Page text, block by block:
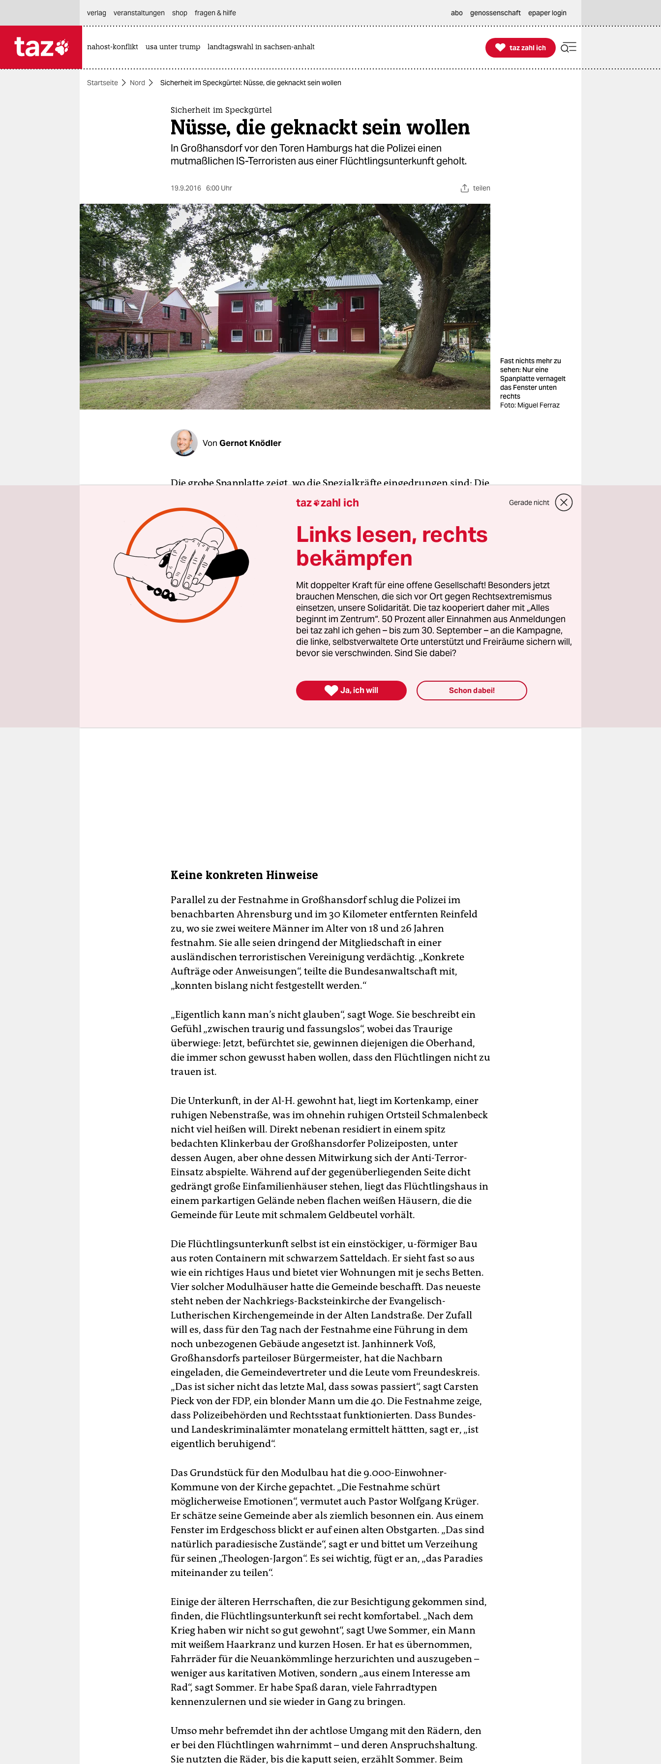
themen
berlin
nord
wahrheit
verlag
verlag
veranstaltungen
shop
fragen & hilfe
unterstützen
abo
verlag
veranstaltungen shop fragen & hilfe abo genossenschaft epaper login
nahost-konflikt usa unter trump landtagswahl in sachsen-anhalt 
taz zahl ich
taz zahl ich
Startseite Nord Sicherheit im Speckgürtel: Nüsse, die geknackt sein wollen
Sicherheit im Speckgürtel
Nüsse, die geknackt sein wollen
In Großhansdorf vor den Toren Hamburgs hat die Polizei einen
mutmaßlichen IS-Terroristen aus einer Flüchtlingsunterkunft geholt.
19.9.2016 6:00 Uhr teilen
Fast nichts mehr zu
sehen: Nur eine
Spanplatte vernagelt
das Fenster unten
rechts
Foto: Miguel Ferraz
Von Gernot Knödler
Die grobe Spanplatte zeigt, wo die Spezialkräfte eingedrungen sind: Die
Fensterscheibe im Erdgeschoss, ganz rechts, ist eingeschlagen worden.
Wahrscheinlich haben sie eine Gasgranate hinterher geworfen, wie
man das aus dem Kino kennt – das Ganze morgens kurz nach drei Uhr
in Großhansdorf, Schleswig-Holstein, gleich an Hamburgs
nordöstlicher Stadtgrenze.
Ziel der Operation vor Morgengrauen: Mahir Al-H., ein „netter junger
Mann“, wie Angelika Woge vom Freundeskreis Flüchtlinge
Großhansdorf beschreibt. Der 17-Jährige mit bis dahin tadellosem Ruf
sitzt seit Mittwoch in Untersuchungshaft. Die Bundesanwaltschaft
wirft ihm vor, er sei im November im Auftrag des „Islamischen Staates“
(IS) nach Deutschland gekommen, um Terroranschläge zu verüben.
Keine konkreten Hinweise
Parallel zu der Festnahme in Großhansdorf schlug die Polizei im
benachbarten Ahrensburg und im 30 Kilometer entfernten Reinfeld
zu, wo sie zwei weitere Männer im Alter von 18 und 26 Jahren
festnahm. Sie alle seien dringend der Mitgliedschaft in einer
ausländischen terroristischen Vereinigung verdächtig. „Konkrete
Aufträge oder Anweisungen“, teilte die Bundesanwaltschaft mit,
„konnten bislang nicht festgestellt werden.“
„Eigentlich kann man’s nicht glauben“, sagt Woge. Sie beschreibt ein
Gefühl „zwischen traurig und fassungslos“, wobei das Traurige
überwiege: Jetzt, befürchtet sie, gewinnen diejenigen die Oberhand,
die immer schon gewusst haben wollen, dass den Flüchtlingen nicht zu
trauen ist.
Die Unterkunft, in der Al-H. gewohnt hat, liegt im Kortenkamp, einer
ruhigen Nebenstraße, was im ohnehin ruhigen Ortsteil Schmalenbeck
nicht viel heißen will. Direkt nebenan residiert in einem spitz
bedachten Klinkerbau der Großhansdorfer Polizeiposten, unter
dessen Augen, aber ohne dessen Mitwirkung sich der Anti-Terror-
Einsatz abspielte. Während auf der gegenüberliegenden Seite dicht
gedrängt große Einfamilienhäuser stehen, liegt das Flüchtlingshaus in
einem parkartigen Gelände neben flachen weißen Häusern, die die
Gemeinde für Leute mit schmalem Geldbeutel vorhält.
Die Flüchtlingsunterkunft selbst ist ein einstöckiger, u-förmiger Bau
aus roten Containern mit schwarzem Satteldach. Er sieht fast so aus
wie ein richtiges Haus und bietet vier Wohnungen mit je sechs Betten.
Vier solcher Modulhäuser hatte die Gemeinde beschafft. Das neueste
steht neben der Nachkriegs-Backsteinkirche der Evangelisch-
Lutherischen Kirchengemeinde in der Alten Landstraße. Der Zufall
will es, dass für den Tag nach der Festnahme eine Führung in dem
noch unbezogenen Gebäude angesetzt ist. Janhinnerk Voß,
Großhansdorfs parteiloser Bürgermeister, hat die Nachbarn
eingeladen, die Gemeindevertreter und die Leute vom Freundeskreis.
„Das ist sicher nicht das letzte Mal, dass sowas passiert“, sagt Carsten
Pieck von der FDP, ein blonder Mann um die 40. Die Festnahme zeige,
dass Polizeibehörden und Rechtsstaat funktionierten. Dass Bundes-
und Landeskriminalämter monatelang ermittelt hättten, sagt er, „ist
eigentlich beruhigend“.
Das Grundstück für den Modulbau hat die 9.000-Einwohner-
Kommune von der Kirche gepachtet. „Die Festnahme schürt
möglicherweise Emotionen“, vermutet auch Pastor Wolfgang Krüger.
Er schätze seine Gemeinde aber als ziemlich besonnen ein. Aus einem
Fenster im Erdgeschoss blickt er auf einen alten Obstgarten. „Das sind
natürlich paradiesische Zustände“, sagt er und bittet um Verzeihung
für seinen „Theologen-Jargon“. Es sei wichtig, fügt er an, „das Paradies
miteinander zu teilen“.
Einige der älteren Herrschaften, die zur Besichtigung gekommen sind,
finden, die Flüchtlingsunterkunft sei recht komfortabel. „Nach dem
Krieg haben wir nicht so gut gewohnt“, sagt Uwe Sommer, ein Mann
mit weißem Haarkranz und kurzen Hosen. Er hat es übernommen,
Fahrräder für die Neuankömmlinge herzurichten und auszugeben –
weniger aus karitativen Motiven, sondern „aus einem Interesse am
Rad“, sagt Sommer. Er habe Spaß daran, viele Fahrradtypen
kennenzulernen und sie wieder in Gang zu bringen.
Umso mehr befremdet ihn der achtlose Umgang mit den Rädern, den
er bei den Flüchtlingen wahrnimmt – und deren Anspruchshaltung.
Sie nutzten die Räder, bis die kaputt seien, erzählt Sommer. Beim
taz zahl ich Gerade nicht
Links lesen, rechts
bekämpfen
Mit doppelter Kraft für eine offene Gesellschaft! Besonders jetzt
brauchen Menschen, die sich vor Ort gegen Rechtsextremismus
einsetzen, unsere Solidarität. Die taz kooperiert daher mit „Alles
beginnt im Zentrum“. 50 Prozent aller Einnahmen aus Anmeldungen
bei taz zahl ich gehen – bis zum 30. September – an die Kampagne,
die linke, selbstverwaltete Orte unterstützt und Freiräume sichern will,
bevor sie verschwinden. Sind Sie dabei?
 Ja, ich will Schon dabei!